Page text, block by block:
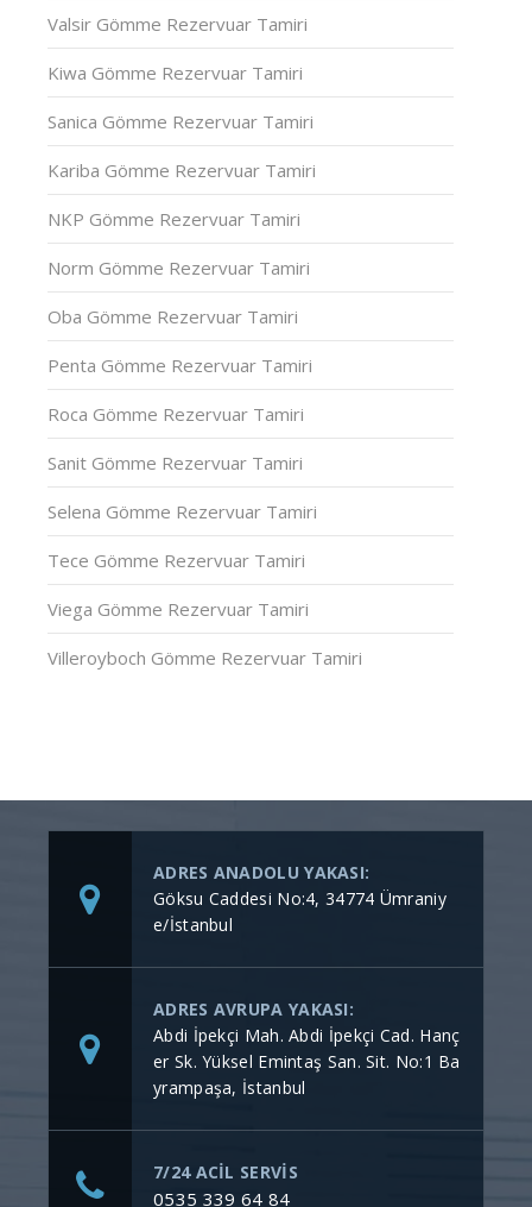
Valsir Gömme Rezervuar Tamiri
Kiwa Gömme Rezervuar Tamiri
Sanica Gömme Rezervuar Tamiri
Kariba Gömme Rezervuar Tamiri
NKP Gömme Rezervuar Tamiri
Norm Gömme Rezervuar Tamiri
Oba Gömme Rezervuar Tamiri
Penta Gömme Rezervuar Tamiri
Roca Gömme Rezervuar Tamiri
Sanit Gömme Rezervuar Tamiri
Selena Gömme Rezervuar Tamiri
Tece Gömme Rezervuar Tamiri
Viega Gömme Rezervuar Tamiri
Villeroyboch Gömme Rezervuar Tamiri
ADRES ANADOLU YAKASI:
Göksu Caddesi No:4, 34774 Ümraniy
e/İstanbul
ADRES AVRUPA YAKASI:
Abdi İpekçi Mah. Abdi İpekçi Cad. Hanç
er Sk. Yüksel Emintaş San. Sit. No:1 Ba
yrampaşa, İstanbul
7/24 ACİL SERVİS
0535 339 64 84